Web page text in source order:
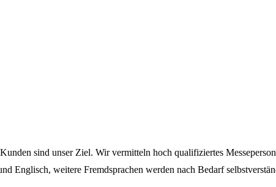
sind unser Ziel. Wir vermitteln hoch qualifiziertes
Englisch, weitere Fremdsprachen werden nach Bedarf